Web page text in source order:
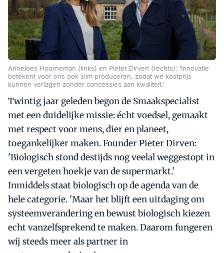
Anneloes Hoorneman (links) en Pieter Dirven (rechts): ‘Innovatie
betekent voor ons ook slim produceren, zodat we kostprijs
kunnen verlagen zonder concessies aan kwaliteit.’
Twintig jaar geleden begon de Smaakspecialist
met een duidelijke missie: écht voedsel, gemaakt
met respect voor mens, dier en planeet,
toegankelijker maken. Founder Pieter Dirven:
'Biologisch stond destijds nog veelal weggestopt in
een vergeten hoekje van de supermarkt.'
Inmiddels staat biologisch op de agenda van de
hele categorie. 'Maar het blijft een uitdaging om
systeemverandering en bewust biologisch kiezen
echt vanzelfsprekend te maken. Daarom fungeren
wij steeds meer als partner in